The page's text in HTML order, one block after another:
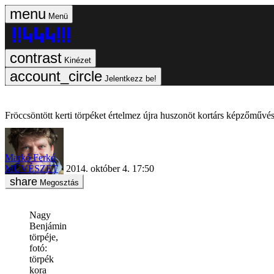
Menü
Kinézet
Jelentkezz be!
Fröccsöntött kerti törpéket értelmez újra huszonöt kortárs
Markó Ferkó
MŰVÉSZET
2014. október 4. 17:50
Megosztás
Nagy
Benjámin
törpéje,
fotó:
törpék
kora